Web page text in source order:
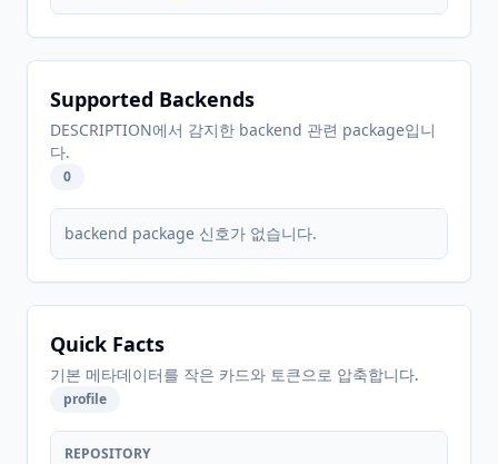
Supported Backends
DESCRIPTION에서 감지한 backend 관련 package입니
다.
0
backend package 신호가 없습니다.
Quick Facts
기본 메타데이터를 작은 카드와 토큰으로 압축합니다.
profile
REPOSITORY